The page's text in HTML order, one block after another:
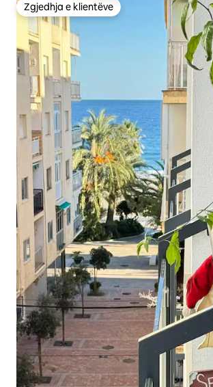
Zgjedhja e klientëve
Zgjedhja e klientëve